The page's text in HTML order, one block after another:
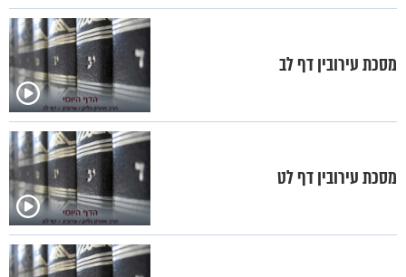
מסכת עירובין דף לב
מסכת עירובין דף לט